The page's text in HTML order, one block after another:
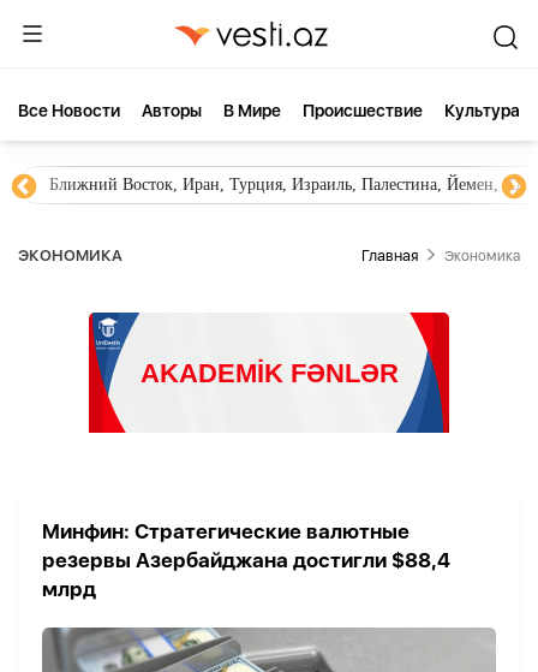
Все Новости Aвторы В Мире Происшествие Культура
Ближний Восток, Иран, Турция, Израиль, Палестина, Йемен,
ЭКОНОМИКА Главная Экономика
Минфин: Стратегические валютные
резервы Азербайджана достигли $88,4
млрд